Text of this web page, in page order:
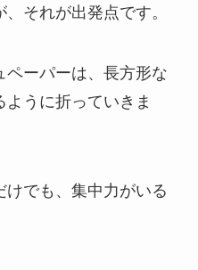
それが出発点です。
ーパーは、長方形な
うに折っていきま
でも、集中力がいる